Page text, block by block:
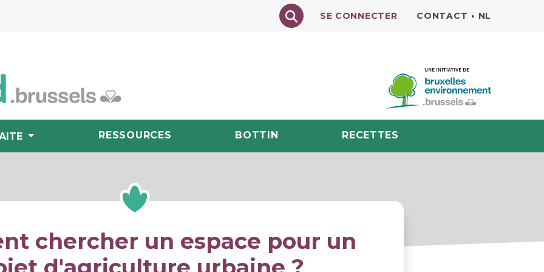
Texte à rechercher
SE CONNECTER CONTACT • NL
RESSOURCES BOTTIN RECETTES
chercher un espace pour un